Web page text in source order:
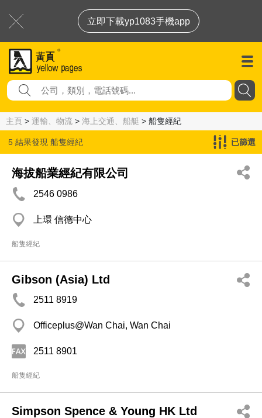
立即下載yp1083手機app
主頁 > 運輸、物流 > 海上交通、船艇 > 船隻經紀
5 結果發現 船隻經紀 已篩選
海拔船業經紀有限公司
2546 0986
上環 信德中心
船隻經紀
Gibson (Asia) Ltd
2511 8919
Officeplus@Wan Chai, Wan Chai
2511 8901
船隻經紀
Simpson Spence & Young HK Ltd